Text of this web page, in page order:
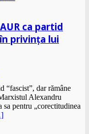
ca partid
privinţa lui
“fascist”, dar rămâne
Alexandru
pentru „corectitudinea